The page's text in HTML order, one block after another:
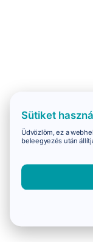
Sütiket
Üdvözlöm, ez a
beleegyezés után